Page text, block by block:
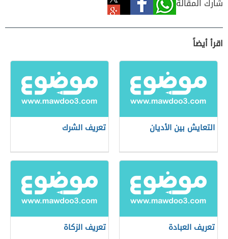
شارك المقالة
اقرأ أيضاً
التعايش بين الأديان تعريف الشرك
تعريف العبادة تعريف الزكاة